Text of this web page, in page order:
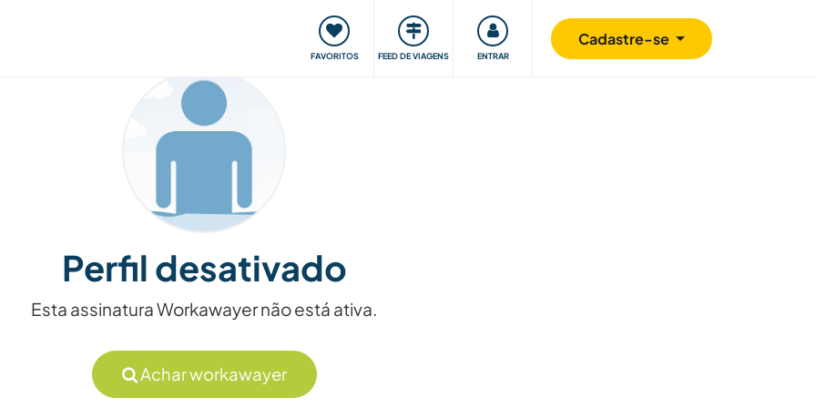
FAVORITOS FEED DE VIAGENS ENTRAR
Cadastre-se
Viaje e aprenda Comunidade Retribuindo Segurança
Perfil desativado
Esta assinatura Workawayer não está ativa.
Achar workawayer